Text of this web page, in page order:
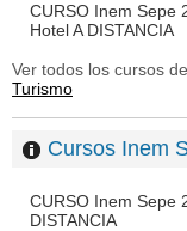
CURSO Inem Sepe
Hotel A DISTANCIA
Ver todos los cursos de
Turismo
Cursos Inem
CURSO Inem Sepe
DISTANCIA